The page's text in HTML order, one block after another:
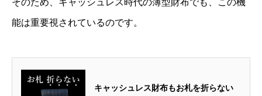
そのため、キャッシュレス時代の薄型財布でも、この機
能は重要視されているのです。
キャッシュレス財布もお札を折らない